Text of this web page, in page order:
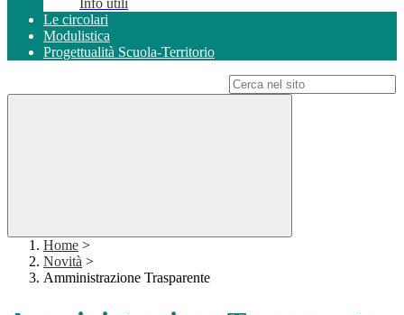
Info utili
Le circolari
Modulistica
Progettualità Scuola-Territorio
Home >
Novità >
Amministrazione Trasparente